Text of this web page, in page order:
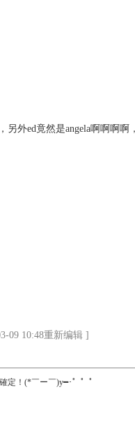
另外ed竟然是angela啊啊啊
09 10:48重新编辑 ]
定！(*￣ー￣)y━･゜゜゜